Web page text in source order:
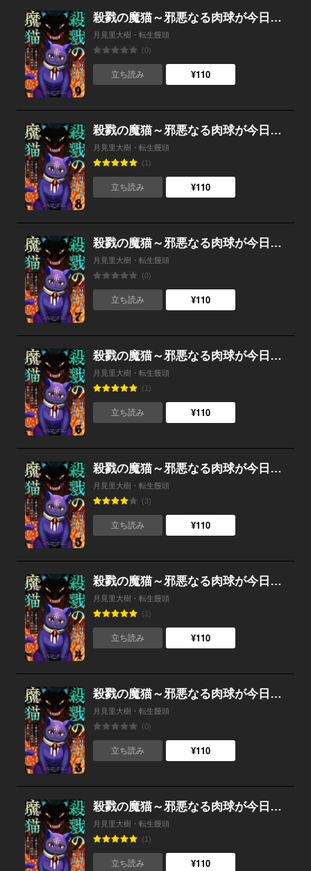
殺戮の魔猫～邪悪なる肉球が今日も人間世界に恐怖を刻む～ 9
月見里大樹・転生饅頭
(0)
立ち読み ¥110
殺戮の魔猫～邪悪なる肉球が今日も人間世界に恐怖を刻む～ 8
月見里大樹・転生饅頭
(1)
立ち読み ¥110
殺戮の魔猫～邪悪なる肉球が今日も人間世界に恐怖を刻む～ 7
月見里大樹・転生饅頭
(0)
立ち読み ¥110
殺戮の魔猫～邪悪なる肉球が今日も人間世界に恐怖を刻む～ 6
月見里大樹・転生饅頭
(1)
立ち読み ¥110
殺戮の魔猫～邪悪なる肉球が今日も人間世界に恐怖を刻む～ 5
月見里大樹・転生饅頭
(3)
立ち読み ¥110
殺戮の魔猫～邪悪なる肉球が今日も人間世界に恐怖を刻む～ 4
月見里大樹・転生饅頭
(1)
立ち読み ¥110
殺戮の魔猫～邪悪なる肉球が今日も人間世界に恐怖を刻む～ 3
月見里大樹・転生饅頭
(0)
立ち読み ¥110
殺戮の魔猫～邪悪なる肉球が今日も人間世界に恐怖を刻む～ 2
月見里大樹・転生饅頭
(1)
立ち読み ¥110